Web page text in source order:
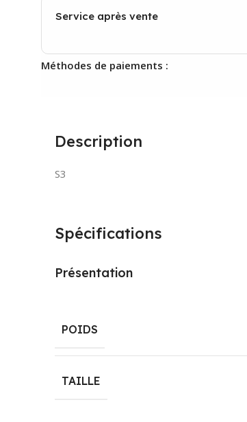
Service après vente
Méthodes de paiements :
Description
S3
Spécifications
Présentation
POIDS
TAILLE